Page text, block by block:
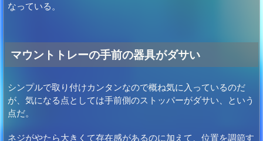
なっている。
マウントトレーの手前の器具がダサい
シンプルで取り付けカンタンなので概ね気に入っているのだ
が、気になる点としては手前側のストッパーがダサい、という
点だ。
ネジがやたら大きくて存在感があるのに加えて、位置を調節す